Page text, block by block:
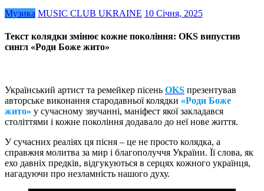
Музика MUSIC CLUB UKRAINE 10 Січня, 2025
Текст колядки змінює кожне покоління: OKS випустив
сингл «Роди Боже жито»
Український артист та ремейкер пісень OKS презентував
авторське виконання стародавньої колядки «Роди Боже
жито» у сучасному звучанні, маніфест якої закладався
століттями і кожне покоління додавало до неї нове життя.
У сучасних реаліях ця пісня – це не просто колядка, а
справжня молитва за мир і благополуччя України. Її слова, як
ехо давніх предків, відгукуються в серцях кожного українця,
нагадуючи про незламність нашого духу.